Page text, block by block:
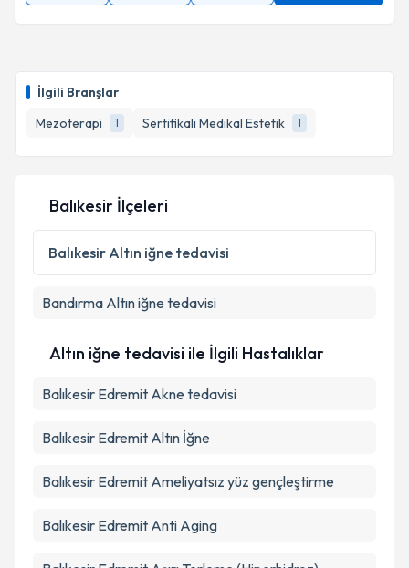
İlgili Branşlar
Mezoterapi
1 Sertifikalı Medikal Estetik 1
Balıkesir İlçeleri
Balıkesir Altın iğne tedavisi
Bandırma Altın iğne tedavisi
Altın iğne tedavisi ile İlgili Hastalıklar
Balıkesir Edremit Akne tedavisi
Balıkesir Edremit Altın İğne
Balıkesir Edremit Ameliyatsız yüz gençleştirme
Balıkesir Edremit Anti Aging